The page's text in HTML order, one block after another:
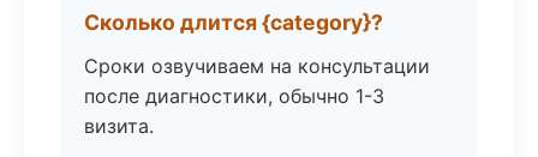
Сколько длится {category}?
Сроки озвучиваем на консультации
после диагностики, обычно 1-3
визита.